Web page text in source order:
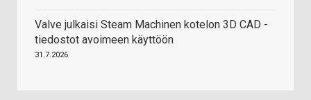
Valve julkaisi Steam Machinen kotelon 3D CAD -
tiedostot avoimeen käyttöön
31.7.2026